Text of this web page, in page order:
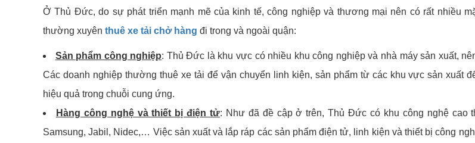
Ở Thủ Đức, do sự phát triển mạnh mẽ của kinh tế, công nghiệp và thương mại nên có rất nhiều
thường xuyên thuê xe tải chở hàng đi trong và ngoài quận:
Sản phẩm công nghiệp: Thủ Đức là khu vực có nhiều khu công nghiệp và nhà máy sản xuất,
Các doanh nghiệp thường thuê xe tải để vận chuyển linh kiện, sản phẩm từ các khu vực sản xuất
hiệu quả trong chuỗi cung ứng.
Hàng công nghệ và thiết bị điện tử: Như đã đề cập ở trên, Thủ Đức có khu công nghệ cao
Samsung, Jabil, Nidec,… Việc sản xuất và lắp ráp các sản phẩm điện tử, linh kiện và thiết bị công